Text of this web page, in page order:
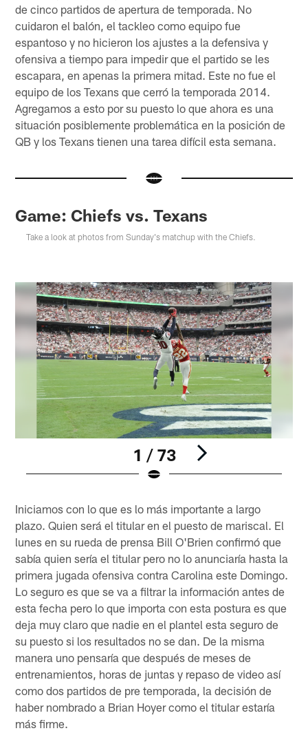
de cinco partidos de apertura de temporada. No
cuidaron el balón, el tackleo como equipo fue
espantoso y no hicieron los ajustes a la defensiva y
ofensiva a tiempo para impedir que el partido se les
escapara, en apenas la primera mitad. Este no fue el
equipo de los Texans que cerró la temporada 2014.
Agregamos a esto por su puesto lo que ahora es una
situación posiblemente problemática en la posición de
QB y los Texans tienen una tarea difícil esta semana.
Game: Chiefs vs. Texans
Take a look at photos from Sunday's matchup with the Chiefs.
1 / 73
Iniciamos con lo que es lo más importante a largo
plazo. Quien será el titular en el puesto de mariscal. El
lunes en su rueda de prensa Bill O'Brien confirmó que
sabía quien sería el titular pero no lo anunciaría hasta la
primera jugada ofensiva contra Carolina este Domingo.
Lo seguro es que se va a filtrar la información antes de
esta fecha pero lo que importa con esta postura es que
deja muy claro que nadie en el plantel esta seguro de
su puesto si los resultados no se dan. De la misma
manera uno pensaría que después de meses de
entrenamientos, horas de juntas y repaso de video así
como dos partidos de pre temporada, la decisión de
haber nombrado a Brian Hoyer como el titular estaría
más firme.